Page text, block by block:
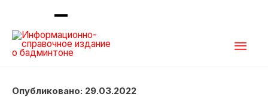
Опубликовано: 29.03.2022